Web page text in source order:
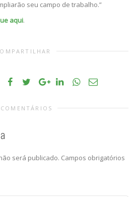
seu campo de trabalho.”
aqui.
será publicado. Campos obrigatórios